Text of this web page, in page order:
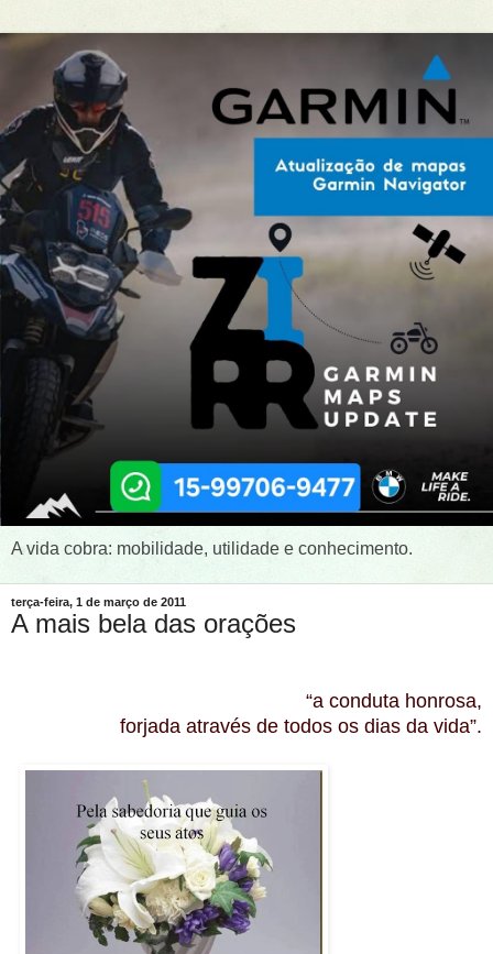
A vida cobra: mobilidade, utilidade e conhecimento.
terça-feira, 1 de março de 2011
A mais bela das orações
“a conduta honrosa,
forjada através de todos os dias da vida”.